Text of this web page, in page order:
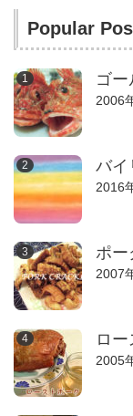
Popular
ゴー
2006
バイ
2016
ポー
2007
ロ
2005